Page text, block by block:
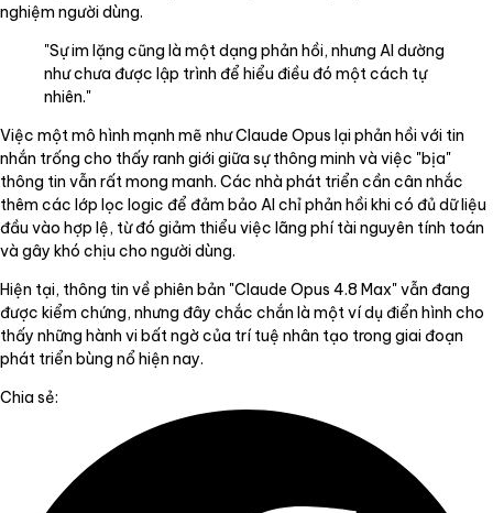
nghiệm người dùng.
"Sự im lặng cũng là một dạng phản hồi, nhưng AI dường
như chưa được lập trình để hiểu điều đó một cách tự
nhiên."
Việc một mô hình mạnh mẽ như Claude Opus lại phản hồi với tin
nhắn trống cho thấy ranh giới giữa sự thông minh và việc "bịa"
thông tin vẫn rất mong manh. Các nhà phát triển cần cân nhắc
thêm các lớp lọc logic để đảm bảo AI chỉ phản hồi khi có đủ dữ liệu
đầu vào hợp lệ, từ đó giảm thiểu việc lãng phí tài nguyên tính toán
và gây khó chịu cho người dùng.
Hiện tại, thông tin về phiên bản "Claude Opus 4.8 Max" vẫn đang
được kiểm chứng, nhưng đây chắc chắn là một ví dụ điển hình cho
thấy những hành vi bất ngờ của trí tuệ nhân tạo trong giai đoạn
phát triển bùng nổ hiện nay.
Chia sẻ: